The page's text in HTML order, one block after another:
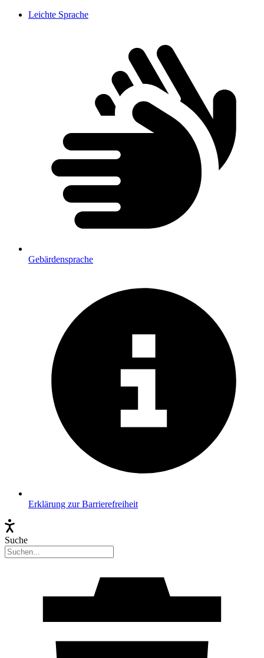
Leichte Sprache
Gebärdensprache
Erklärung zur Barrierefreiheit
Suche